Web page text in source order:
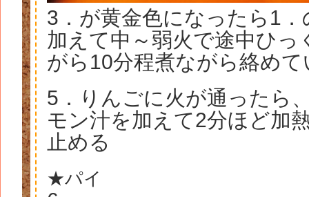
3．が黄金色になったら1
加えて中～弱火で途中ひっ
がら10分程煮ながら絡めて
5．りんごに火が通ったら
モン汁を加えて2分ほど加
止める
★パイ